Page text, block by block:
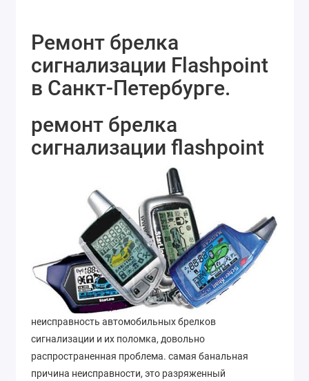
Ремонт брелка
сигнализации Flashpoint
в Санкт-Петербурге.
ремонт брелка
сигнализации flashpoint
неисправность автомобильных брелков
сигнализации и их поломка, довольно
распространенная проблема. самая банальная
причина неисправности, это разряженный